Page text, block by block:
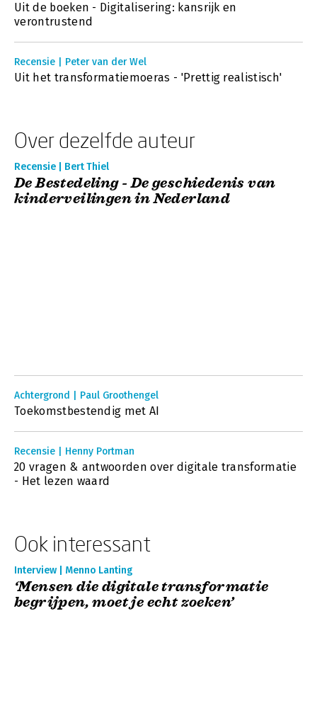
Uit de boeken - Digitalisering: kansrijk en
verontrustend
Recensie | Peter van der Wel
Uit het transformatiemoeras - 'Prettig realistisch'
Over dezelfde auteur
Recensie | Bert Thiel
De Bestedeling - De geschiedenis van
kinderveilingen in Nederland
Achtergrond | Paul Groothengel
Toekomstbestendig met AI
Recensie | Henny Portman
20 vragen & antwoorden over digitale transformatie
- Het lezen waard
Ook interessant
Interview | Menno Lanting
‘Mensen die digitale transformatie
begrijpen, moet je echt zoeken’